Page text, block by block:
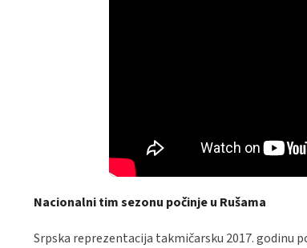
Nacionalni tim sezonu počinje u Rušama
Srpska reprezentacija takmičarsku 2017. godinu